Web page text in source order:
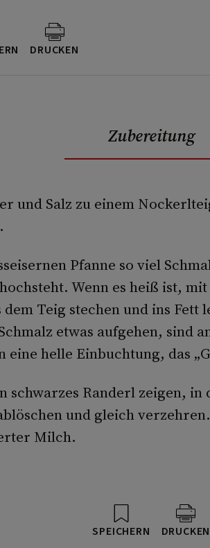
DRUCKEN
Zubereitung
und Salz zu einem
Pfanne so viel
Wenn es heiß ist,
dem Teig stechen und ins Fett
etwas aufgehen, sind
eine helle Einbuchtung, das
schwarzes Randerl zeigen,
und gleich
Milch.
SPEICHERN DRUCKEN